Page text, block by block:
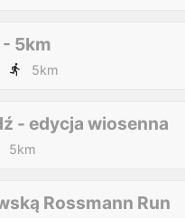
5km
5km
- edycja wiosenna
5km
Rossmann Run